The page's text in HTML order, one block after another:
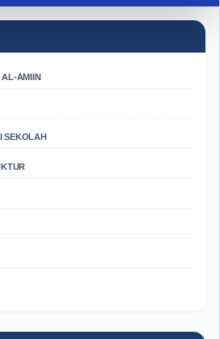
AL-AMIIN
SEKOLAH